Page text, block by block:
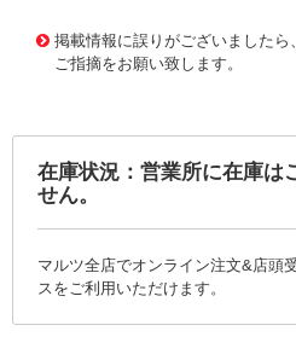
掲載情報に誤りがございましたら
ご指摘をお願い致します。
在庫状況：営業所に在庫は
せん。
マルツ全店でオンライン注文&店頭
スをご利用いただけます。